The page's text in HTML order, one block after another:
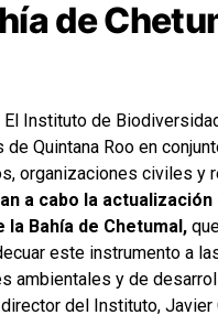
de
El Instituto de
de Quintana Roo en
organizaciones civiles y
a cabo la
la Bahía de Chetumal,
este instrumento a
ambientales y de
del Instituto, Javier